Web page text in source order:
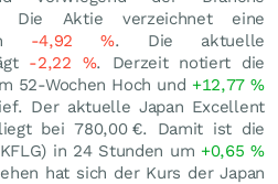
Die Aktie verzeichnet eine
-4,92%. Die aktuelle
-2,22 %. Derzeit notiert die
52-Wochen Hoch und +12,77%
Der aktuelle Japan Excellent
bei 780,00 €. Damit ist die
in 24 Stunden um +0,65%
hat sich der Kurs der Japan